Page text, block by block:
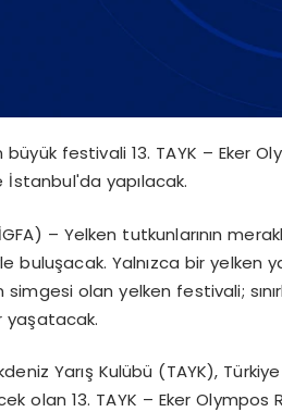
büyük festivali 13. TAYK – Eker
İstanbul'da yapılacak.
– Yelken tutkunlarının
buluşacak. Yalnızca bir yelken
simgesi olan yelken festivali;
yaşatacak.
Yarış Kulübü (TAYK),
olan 13. TAYK – Eker